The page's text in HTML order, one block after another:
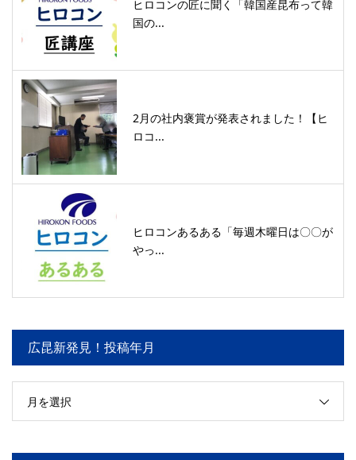
ヒロコンの匠に聞く「韓国産昆布って韓
国の...
2月の社内褒賞が発表されました！【ヒ
ロコ...
ヒロコンあるある「毎週木曜日は〇〇が
やっ...
広昆新発見！投稿年月
月を選択